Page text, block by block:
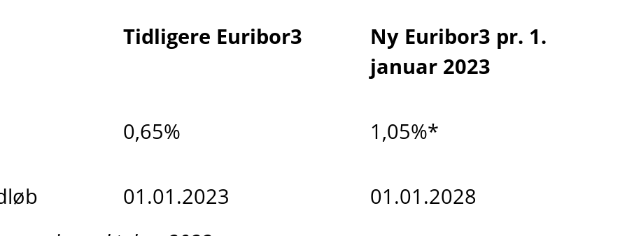
Tidligere Euribor3
Ny Euribor3 pr. 1.
januar 2023
0,65% 1,05%*
01.01.2023
01.01.2028